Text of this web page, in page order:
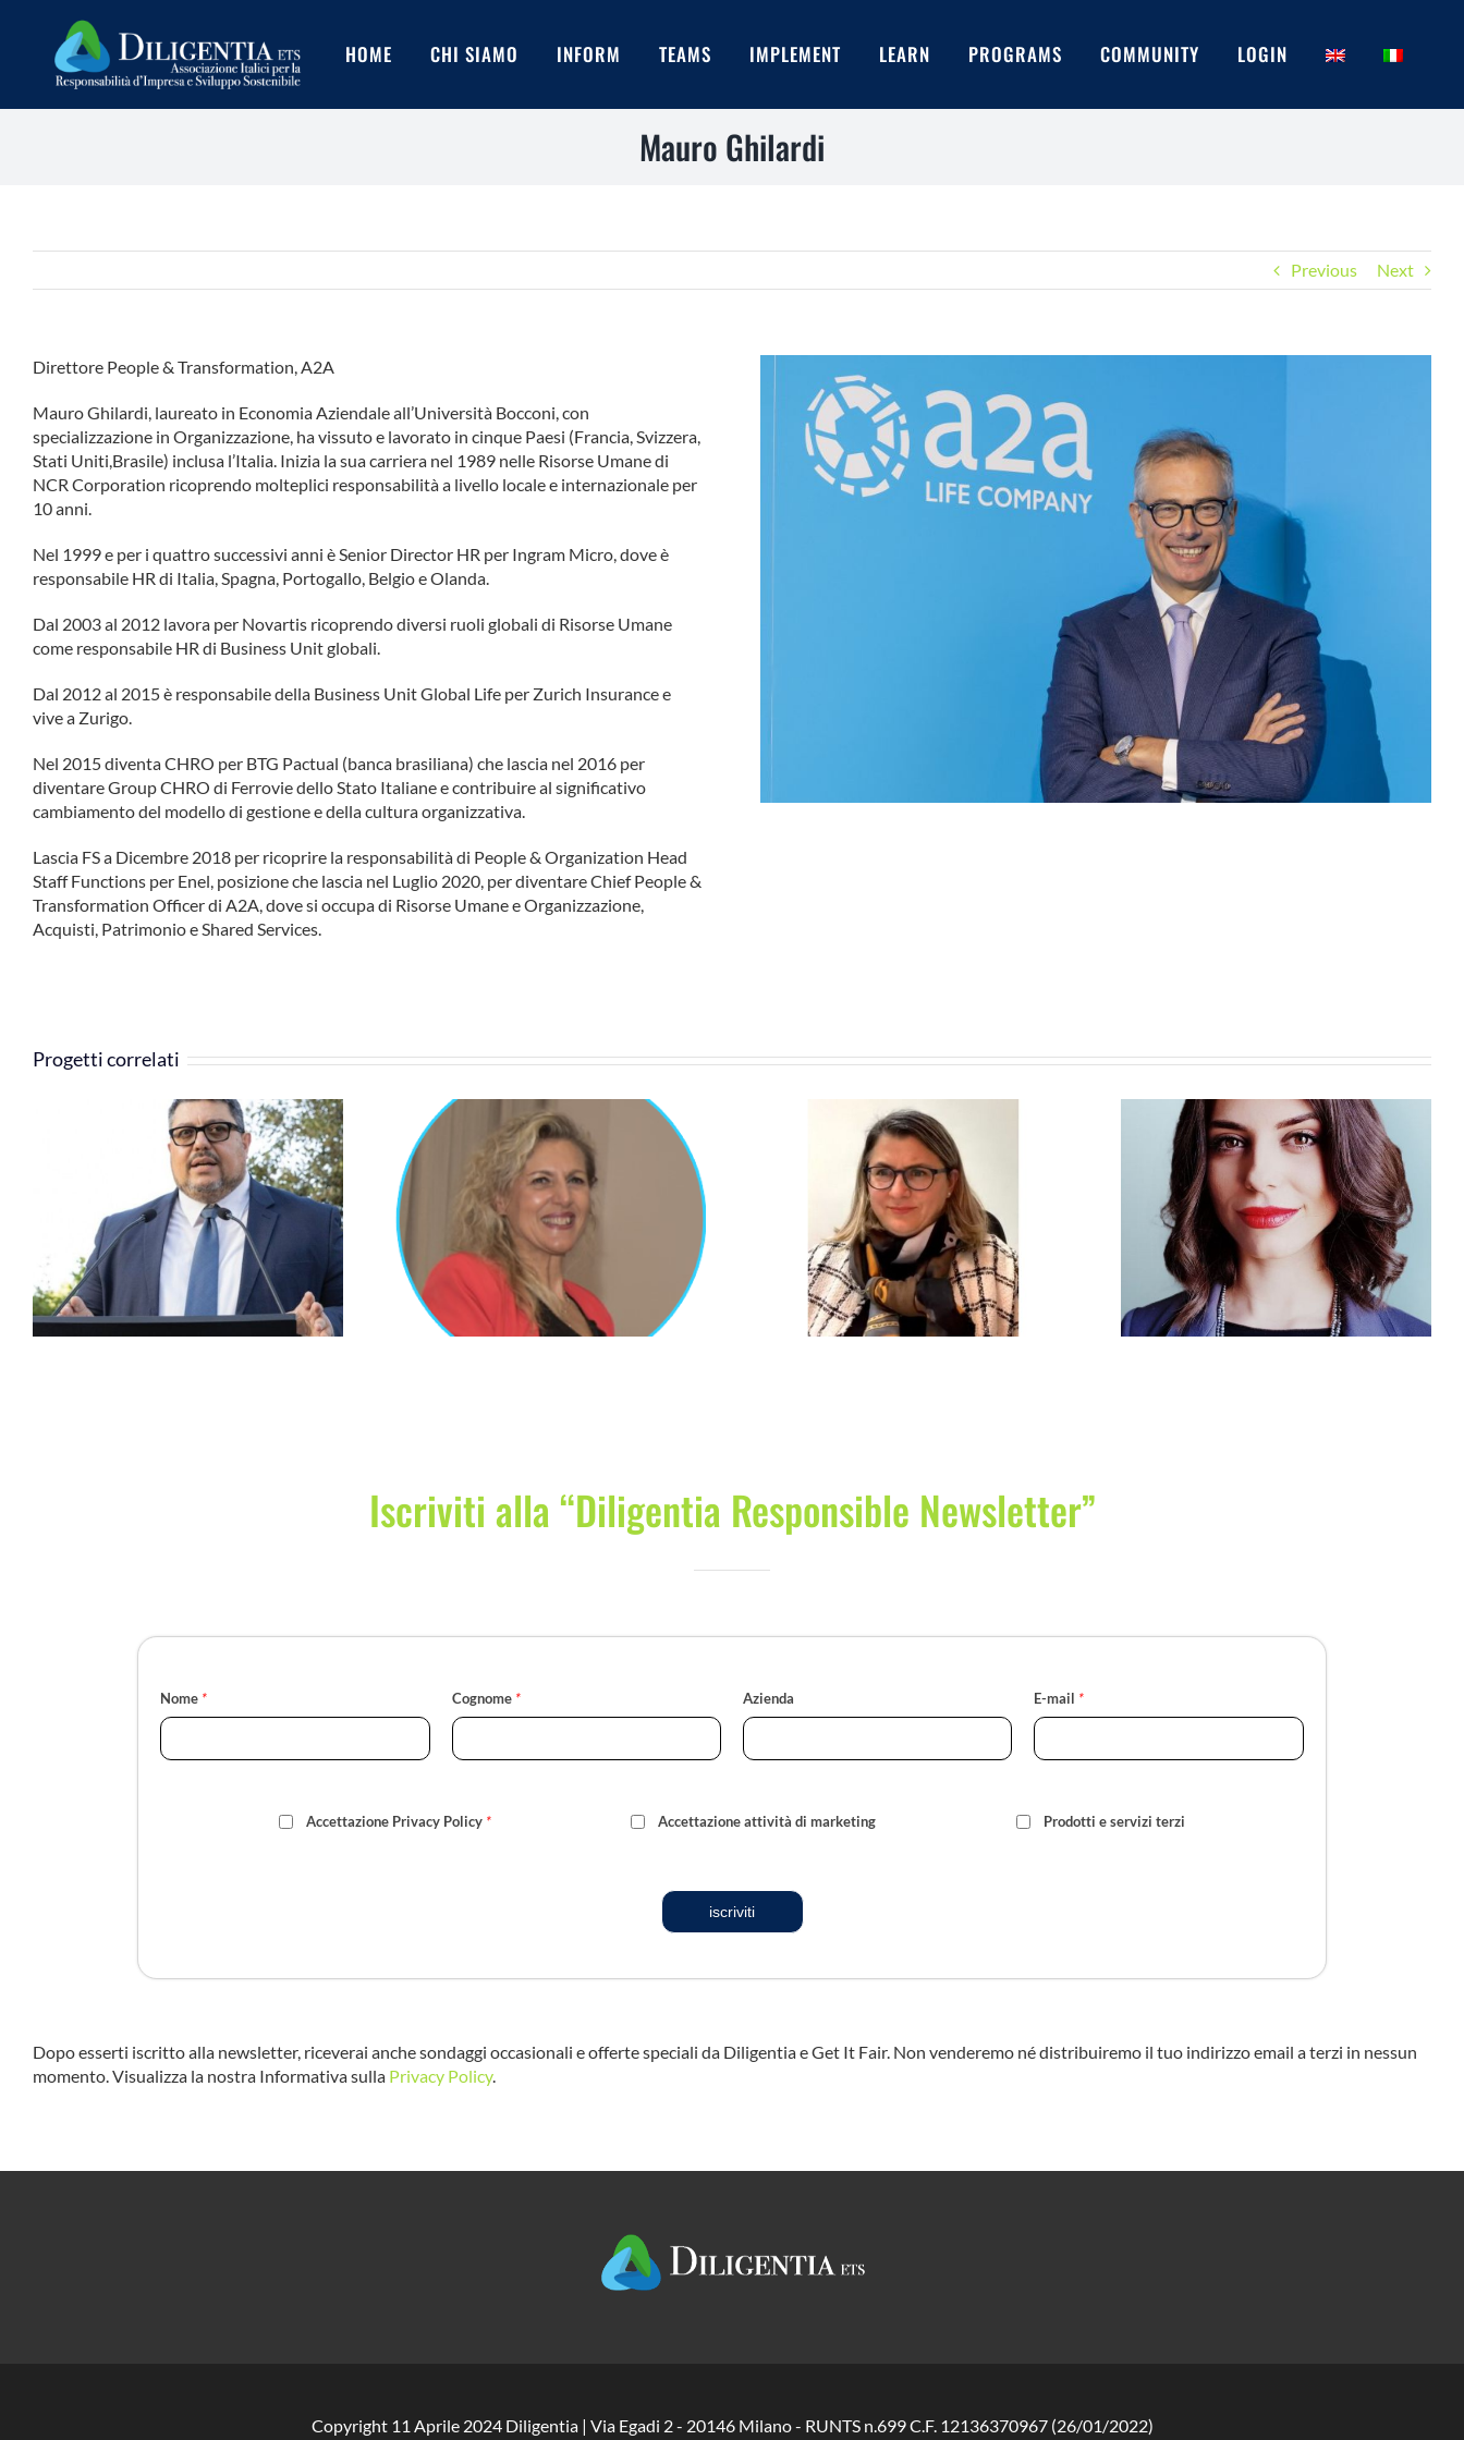
contenuto
HOME CHI SIAMO INFORM TEAMS IMPLEMENT LEARN PROGRAMS COMMUNITY LOGIN
Mauro Ghilardi
Previous Next
Direttore People & Transformation, A2A
Mauro Ghilardi, laureato in Economia Aziendale all’Università Bocconi, con
specializzazione in Organizzazione, ha vissuto e lavorato in cinque Paesi (Francia, Svizzera,
Stati Uniti,Brasile) inclusa l’Italia. Inizia la sua carriera nel 1989 nelle Risorse Umane di
NCR Corporation ricoprendo molteplici responsabilità a livello locale e internazionale per
10 anni.
Nel 1999 e per i quattro successivi anni è Senior Director HR per Ingram Micro, dove è
responsabile HR di Italia, Spagna, Portogallo, Belgio e Olanda.
Dal 2003 al 2012 lavora per Novartis ricoprendo diversi ruoli globali di Risorse Umane
come responsabile HR di Business Unit globali.
Dal 2012 al 2015 è responsabile della Business Unit Global Life per Zurich Insurance e
vive a Zurigo.
Nel 2015 diventa CHRO per BTG Pactual (banca brasiliana) che lascia nel 2016 per
diventare Group CHRO di Ferrovie dello Stato Italiane e contribuire al significativo
cambiamento del modello di gestione e della cultura organizzativa.
Lascia FS a Dicembre 2018 per ricoprire la responsabilità di People & Organization Head
Staff Functions per Enel, posizione che lascia nel Luglio 2020, per diventare Chief People &
Transformation Officer di A2A, dove si occupa di Risorse Umane e Organizzazione,
Acquisti, Patrimonio e Shared Services.
Progetti correlati
Cinzia Rossi Silvia Grandi Giulia Biselli
Iscriviti alla “Diligentia Responsible Newsletter”
Nome * Cognome * Azienda E-mail *
Accettazione Privacy Policy * Accettazione attività di marketing Prodotti e servizi terzi
iscriviti
Dopo esserti iscritto alla newsletter, riceverai anche sondaggi occasionali e offerte speciali da Diligentia e Get It Fair. Non venderemo né distribuiremo il tuo indirizzo email a terzi in nessun
momento. Visualizza la nostra Informativa sulla Privacy Policy.
Copyright 11 Aprile 2024 Diligentia | Via Egadi 2 - 20146 Milano - RUNTS n.699 C.F. 12136370967 (26/01/2022)